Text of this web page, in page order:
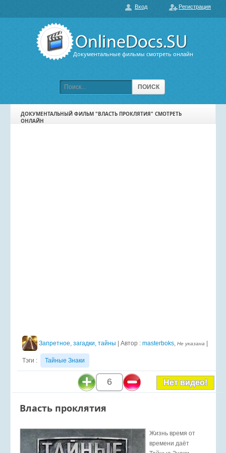
Документальные фильмы смотреть онлайн
ПОИСК
О нас
Вход Регистрация
ПОПУЛЯРНЫЕ
ПОДБОРКИ ФИЛЬМОВ
ДОКУМЕНТАЛЬНЫЙ ФИЛЬМ "ВЛАСТЬ ПРОКЛЯТИЯ" СМОТРЕТЬ
ОНЛАЙН
Запретное, загадки, тайны | Автор : masterboks, Не указана
Тэги : Тайные Знаки
6 Нет видео!
Власть проклятия
Жизнь время от
времени даёт